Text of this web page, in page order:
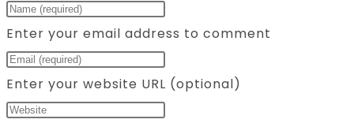
Enter your email address to comment
Enter your website URL (optional)